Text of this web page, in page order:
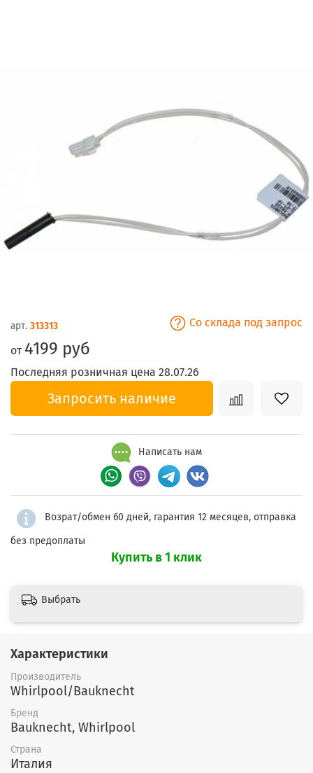
арт. 313313 Со склада под запрос
от 4199 руб
Последняя розничная цена 28.07.26
Запросить наличие
Написать нам
Возрат/обмен 60 дней, гарантия 12 месяцев, отправка
без предоплаты
Купить в 1 клик
Выбрать
Характеристики
Производитель
Whirlpool/Bauknecht
Бренд
Bauknecht, Whirlpool
Страна
Италия